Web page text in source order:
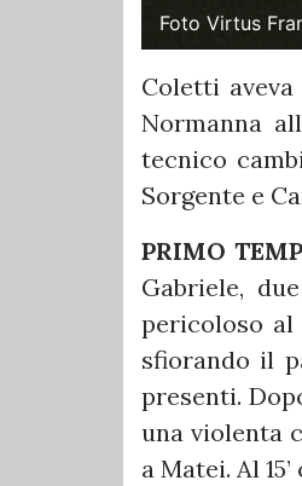
Foto Virtus
Coletti
Normanna
tecnico
Sorgente e
PRIMO
Gabriele,
pericoloso al
sfiorando il
presenti.
una violenta
a Matei. Al